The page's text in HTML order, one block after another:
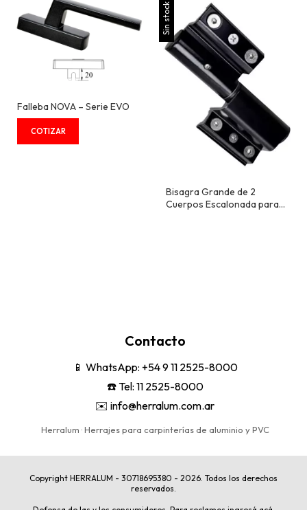
Falleba NOVA – Serie EVO
Sin stock
Bisagra Grande de 2
Cuerpos Escalonada para
Contacto
📱 WhatsApp: +54 9 11 2525-8000
☎️ Tel: 11 2525-8000
✉️ info@herralum.com.ar
Herralum · Herrajes para carpinterías de aluminio y PVC
Copyright HERRALUM - 30718695380 - 2026. Todos los derechos
reservados.